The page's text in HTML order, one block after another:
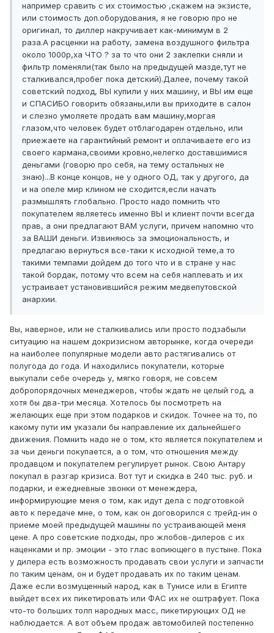
например сравить с их стоимостью ,скажем на экзисте,
или стоимость доп.оборудования, я не говорю про не
оригинал, то диллер накручивает как-минимум в 2
раза.А расценки на работу, замена воздушного фильтра
около 1000р,ха ЧТО ? за то что они 2 заклепки сняли и
фильтр поменяли(так было на предыдущей мазде,тут не
сталкивался,пробег пока детский).Далее, почему такой
советский подход, ВЫ купили у них машину, и ВЫ им еще
и СПАСИБО говорить обязаны,или вы приходите в салон
и слезно умоляете продать вам машину,моргая
глазом,что человек будет отблагодарен отдельно, или
приежаете на гарантийный ремонт и оплачиваете его из
своего кармана,своими кровно,нелегко доставшимися
деньгами (говорю про себя, на тему остальных не
знаю)...В конце концов, не у одного ОД, так у другого, да
и на опеле мир клином не сходится,если начать
размышлять глобально. Просто надо помнить что
покупателем являетесь именно ВЫ и клиент почти всегда
прав, а они предлагают ВАМ услуги, причем напомню что
за ВАШИ деньги. Извиняюсь за эмоциональность, и
предлагаю вернуться все-таки к исходной теме,а то
такими темпами дойдем до того что и в стране у нас
такой бордак, потому что всем на себя наплевать и их
устраивает установившийся режим медвепутовской
анархии.
Вы, наверное, или не сталкивались или просто подзабыли
ситуацию на нашем докризисном авторынке, когда очереди
на наиболее популярные модели авто растягивались от
полугода до года. И находились покупатели, которые
выкупали себе очередь у, мягко говоря, не совсем
добропорядочных менеджеров, чтобы ждать не целый год, а
хотя бы два-три месяца. Хотелось бы посмотреть на
желающих еще при этом подарков и скидок. Точнее на то, по
какому пути им указали бы направление их дальнейшего
движения. Помнить надо не о том, кто является покупателем и
за чьи деньги покупается, а о том, что отношения между
продавцом и покупателем регулирует рынок. Свою Антару
покупал в разгар кризиса. Вот тут и скидка в 240 тыс. руб. и
подарки, и ежедневные звонки от менеждера,
информирующие меня о том, как идут дела с подготовкой
авто к передаче мне, о том, как он договорился с трейд-ин о
приеме моей предыдущей машины по устраивающей меня
цене. А про советские подходы, про жлобов-дилеров с их
наценками и пр. эмоции - это глас вопиющего в пустыне. Пока
у дилера есть возможность продавать свои услуги и запчасти
по таким ценам, он и будет продавать их по таким ценам.
Даже если возмущенный народ, как в Тунисе или в Египте
выйдет всех их пикетировать или ФАС их не оштрафует. Пока
что-то больших толп народных масс, пикетирующих ОД не
наблюдается. А вот объем продаж автомобилей постепенно